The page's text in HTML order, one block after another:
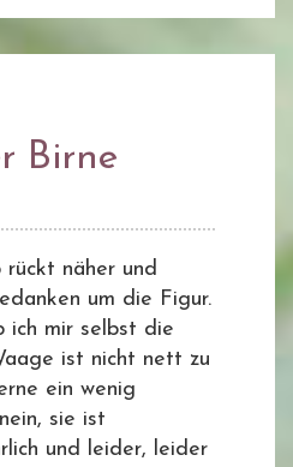
Birne
rückt näher und
um die Figur.
ich mir selbst die
ist nicht nett zu
ein wenig
sie ist
und leider, leider